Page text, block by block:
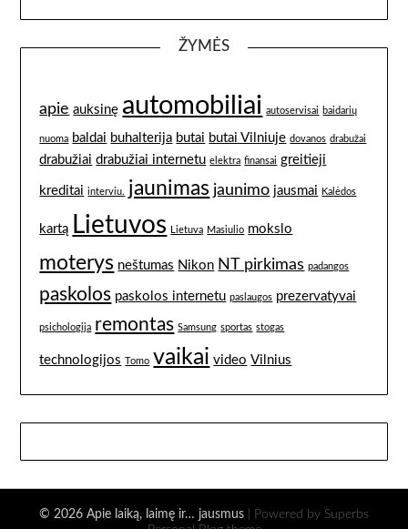
ŽYMĖS
apie auksinę automobiliai autoservisai baidarių
nuoma baldai buhalterija butai butai Vilniuje dovanos drabužai
drabužiai drabužiai internetu elektra finansai greitieji
kreditai interviu. jaunimas jaunimo jausmai Kalėdos
kartą Lietuvos Lietuvą Masiulio mokslo
moterys neštumas Nikon NT pirkimas padangos
paskolos paskolos internetu paslaugos prezervatyvai
psichologija remontas Samsung sportas stogas
technologijos Tomo vaikai video Vilnius
© 2026 Apie laiką, laimę ir… jausmus
| Powered by Superbs